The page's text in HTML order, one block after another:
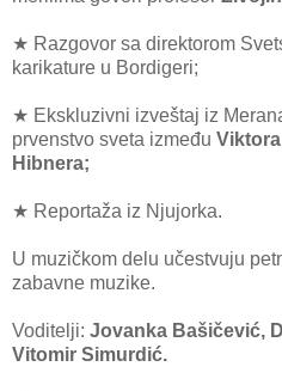
★ Razgovor sa direktorom
karikature u Bordigeri;
★ Ekskluzivni izveštaj iz
prvenstvo sveta između
Hibnera;
★ Reportaža iz Njujorka.
U muzičkom delu učestvuju
zabavne muzike.
Voditelji: Jovanka Bašičević,
Vitomir Simurdić.